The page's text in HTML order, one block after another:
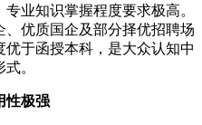
业知识掌握程度要求极高。
优质国企及部分择优招聘场
于函授本科，是大众认知中
。
性极强